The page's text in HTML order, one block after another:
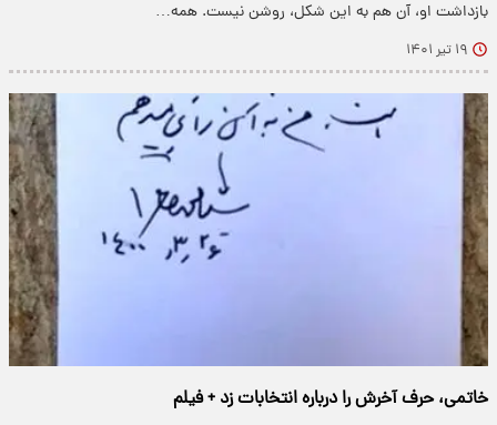
بازداشت او، آن هم به این شکل، روشن نیست. همه…
۱۹ تیر ۱۴۰۱
خاتمی، حرف آخرش را درباره انتخابات زد + فیلم